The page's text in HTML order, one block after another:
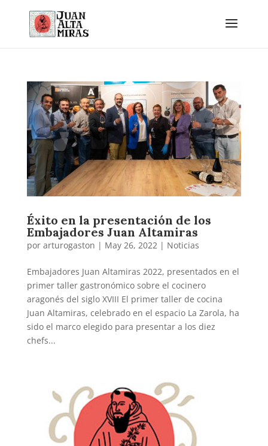
Éxito en la presentación de los
Embajadores Juan Altamiras
por arturogaston | May 26, 2022| Noticias
Embajadores Juan Altamiras 2022, presentados en el
primer taller gastronómico sobre el cocinero
aragonés del siglo XVIII El primer taller de cocina
Juan Altamiras, celebrado en el espacio La Zarola, ha
sido el marco elegido para presentar a los diez
chefs...